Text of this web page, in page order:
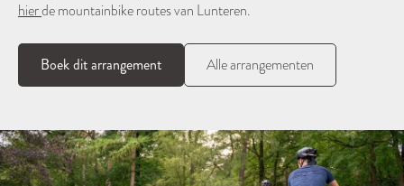
hierde mountainbike routes van Lunteren.
Boek dit arrangement Alle arrangementen